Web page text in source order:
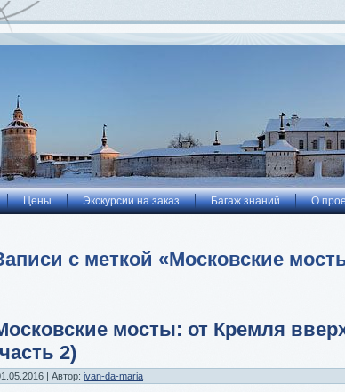
Цены Экскурсии на заказ Багаж знаний О
с меткой «Московские
мосты: от Кремля
2)
| Автор: ivan-da-maria